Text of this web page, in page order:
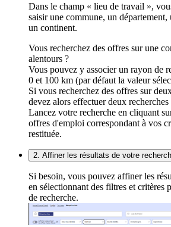
Dans le champ « lieu de travail »,
saisir une commune, un
un continent.
Vous recherchez des offres sur une
alentours ?
Vous pouvez y associer un rayon de
0 et 100 km (par défaut la valeur
Si vous recherchez des offres sur
devez alors effectuer deux recherches
Lancez votre recherche en cliquant
offres d'emploi correspondant à vos
restituée.
2. Affiner les résultats de votre
Si besoin, vous pouvez affiner les
en sélectionnant des filtres et critères
de recherche.